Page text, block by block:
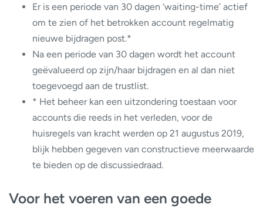
Er is een periode van 30 dagen ‘waiting-time’ actief
om te zien of het betrokken account regelmatig
nieuwe bijdragen post.*
Na een periode van 30 dagen wordt het account
geëvalueerd op zijn/haar bijdragen en al dan niet
toegevoegd aan de trustlist.
* Het beheer kan een uitzondering toestaan voor
accounts die reeds in het verleden, voor de
huisregels van kracht werden op 21 augustus 2019,
blijk hebben gegeven van constructieve meerwaarde
te bieden op de discussiedraad.
Voor het voeren van een goede